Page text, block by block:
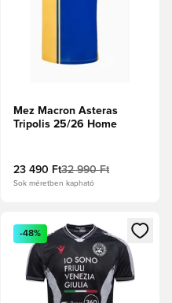
Mez Macron Asteras
Tripolis 25/26 Home
23 490 Ft32 990 Ft
Sok méretben kapható
vagy a tagként
Megnyit egy modált a
-48%